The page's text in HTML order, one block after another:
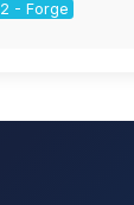
- Forge